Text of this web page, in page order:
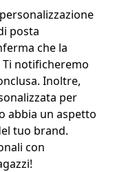
posta
che la
Ti notificheremo
Inoltre,
per
abbia un aspetto
tuo brand.
con